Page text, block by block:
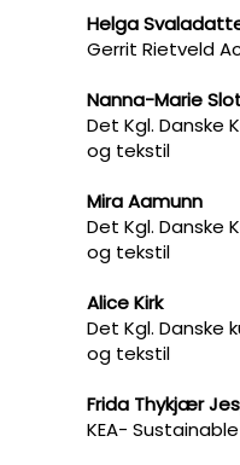
Helga
Gerrit Rietveld
Nanna-Marie
Det Kgl. Danske
og tekstil
Mira Aamunn
Det Kgl. Danske
og tekstil
Alice Kirk
Det Kgl. Danske
og tekstil
Frida Thykjær
KEA-